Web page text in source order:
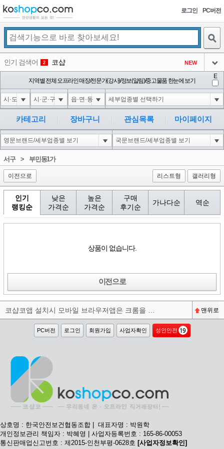
로그인 PC버전
인기 검색어 2 코샵 NEW
3 1-1 waitfor delay '0:0:15' --
아이콘
4 1-1; waitfor delay '0:0:15' --
아이콘
5 1*DBMS_PIPE.RECEIVE_MESSAGE(CHR(99)||CHR(99)||CHR(99),15)
아이콘
1
6 1-1); waitfor delay '0:0:15' --
아이콘
1
1
지역별 전체 오프라인 매장/전문가(강사)/정보(알림)/중고물품 한눈에 보기
E
카테고리 장바구니 관심목록 마이페이지
서구> 부민동1가
이전으로 리스트형 갤러리형
인기
랭킹순
낮은
가격순
높은
가격순
구매
후기순
가나다순 역순
상품이 없습니다.
이전으로
맨위로
PC버전 로그인 회원가입 사업자확인 성인안전
상호명 : 한국안전보건협동조합 | 대표자명 : 박원학
개인정보관리 책임자 : 박혜영 | 사업자등록번호 : 165-86-00053
통신판매업신고번호 : 제2015-인천부평-0628호 [사업자정보확인]